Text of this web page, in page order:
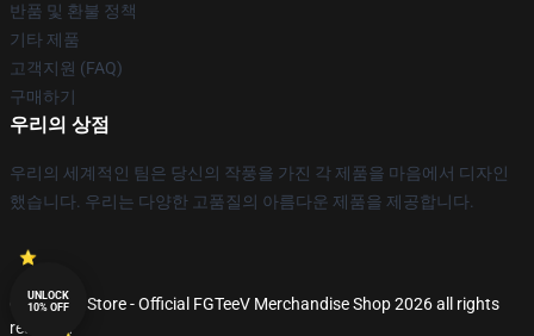
반품 및 환불 정책
기타 제품
고객지원 (FAQ)
구매하기
우리의 상점
우리의 세계적인 팀은 당신의 작풍을 가진 각 제품을 마음에서 디자인
했습니다. 우리는 다양한 고품질의 아름다운 제품을 제공합니다.
© FGTeeV Store - Official FGTeeV Merchandise Shop 2026 all rights
reserved
UNLOCK
10% OFF